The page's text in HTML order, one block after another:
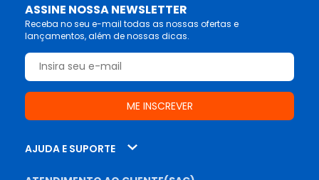
ASSINE NOSSA NEWSLETTER
Receba no seu e-mail todas as nossas ofertas e
lançamentos, além de nossas dicas.
AJUDA E SUPORTE